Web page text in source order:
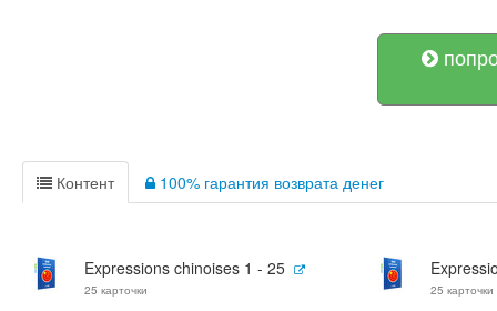
Контент 100% гарантия возврата денег
Expressions chinoises 1 - 25
25 карточки 25 карточки